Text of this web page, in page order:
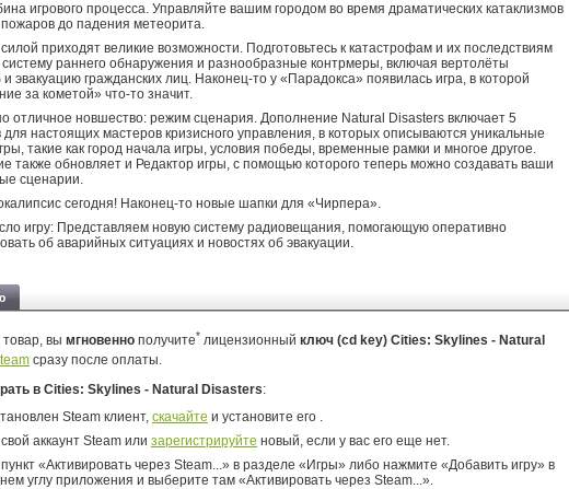
игрового процесса. Управляйте вашим городом во время драматических катаклизмов
до падения метеорита.
приходят великие возможности. Подготовьтесь к катастрофам и их последствиям
систему раннего обнаружения и разнообразные контрмеры, включая вертолёты
эвакуацию гражданских лиц. Наконец-то у «Парадокса» появилась игра, в которой
за кометой» что-то значит.
отличное новшество: режим сценария. Дополнение Natural Disasters включает 5
для настоящих мастеров кризисного управления, в которых описываются уникальные
такие как город начала игры, условия победы, временные рамки и многое другое.
также обновляет и Редактор игры, с помощью которого теперь можно создавать ваши
сценарии.
сегодня! Наконец-то новые шапки для «Чирпера».
игру: Представляем новую систему радиовещания, помогающую оперативно
об аварийных ситуациях и новостях об эвакуации.
товар, вы мгновенно получите* лицензионный ключ (cd key) Cities: Skylines - Natural
сразу после оплаты.
в Cities: Skylines - Natural Disasters:
Steam клиент, скачайте и установите его .
аккаунт Steam или зарегистрируйте новый, если у вас его еще нет.
«Активировать через Steam...» в разделе «Игры» либо нажмите «Добавить игру» в
углу приложения и выберите там «Активировать через Steam...».